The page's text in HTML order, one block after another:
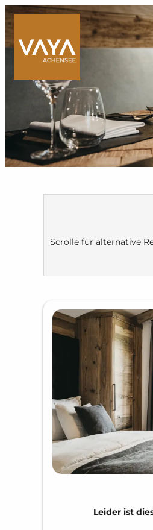
VAYA
Scrolle für alternative
Leider ist